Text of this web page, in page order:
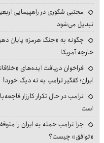
مجتبی شکوری در راهپیمایی
تبدیل می‌شود
چگونه به «جنگ هرمز» پایان
خارجه آمریکا
فراخوان دریافت ایده‌های
ایران؛ کفگیر ترامپ به ته دیگ خورد!
ترامپ در حال تکرار کارزار
است
چرا ترامپ حمله به ایران را
«توافق» چیست؟